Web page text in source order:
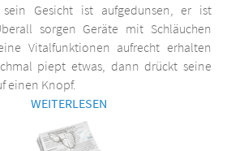
Gesicht ist aufgedunsen, er ist
sorgen Geräte mit Schläuchen
Vitalfunktionen aufrecht erhalten
piept etwas, dann drückt seine
einen Knopf.
WEITERLESEN